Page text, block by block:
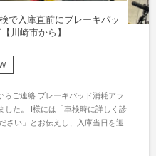
で入庫直前にブレーキパッ
川崎市から】
らご連絡 ブレーキパッド消耗アラ
した。 I様には「車検時に詳しく診
さい」とお伝えし、入庫当日を迎